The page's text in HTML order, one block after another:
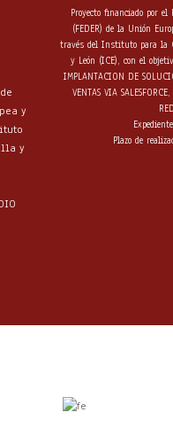
y
y
Proyecto financiado por el
(FEDER) de la Unión
través del Instituto para la
y León (ICE), con el
IMPLANTACION DE
VENTAS VIA
Plazo de